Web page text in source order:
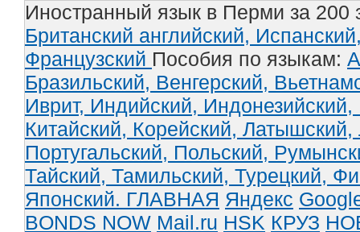
Иностранный язык в Перми за 200
Британский английский,
Французский Пособия по языкам:
Бразильский, Венгерский,
Иврит, Индийский, Индонезийский,
Китайский, Корейский, Латышский,
Португальский, Польский,
Тайский, Тамильский, Турецкий,
Японский. ГЛАВНАЯ Яндекс
BONDS NOW Mail.ru HSK КРУЗ